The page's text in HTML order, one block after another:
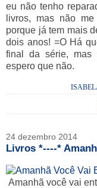
eu não tenho
livros, mas não
porque já tem mais
dois anos! =O Há
final da série, mas
espero que não.
24 dezembro 2014
Livros *----*
Amanhã você vai